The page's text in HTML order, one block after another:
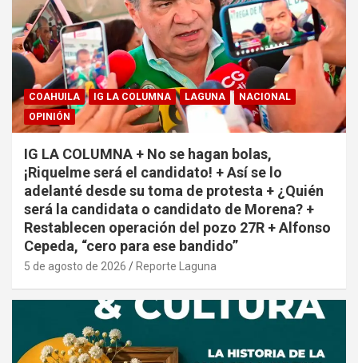
COAHUILA IG LA COLUMNA LAGUNA
NACIONAL
OPINIÓN
IG LA COLUMNA + No se hagan bolas,
¡Riquelme será el candidato! + Así se lo
adelanté desde su toma de protesta + ¿Quién
será la candidata o candidato de Morena? +
Restablecen operación del pozo 27R + Alfonso
Cepeda, “cero para ese bandido”
5 de agosto de 2026 Reporte Laguna